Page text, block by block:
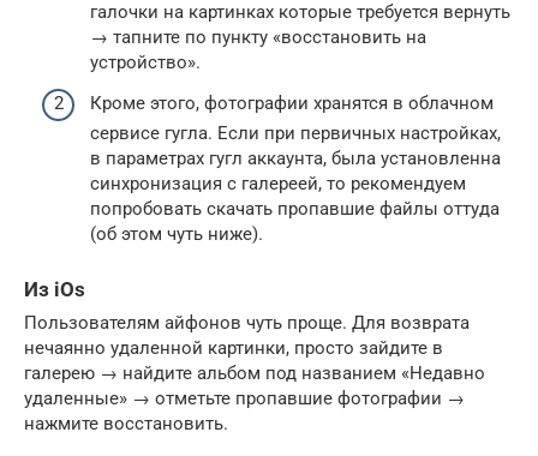
галочки на картинках которые требуется вернуть
→ тапните по пункту «восстановить на
устройство».
Кроме этого, фотографии хранятся в облачном
сервисе гугла. Если при первичных настройках,
в параметрах гугл аккаунта, была установленна
синхронизация с галереей, то рекомендуем
попробовать скачать пропавшие файлы оттуда
(об этом чуть ниже).
Из iOs
Пользователям айфонов чуть проще. Для возврата
нечаянно удаленной картинки, просто зайдите в
галерею → найдите альбом под названием «Недавно
удаленные» → отметьте пропавшие фотографии →
нажмите восстановить.